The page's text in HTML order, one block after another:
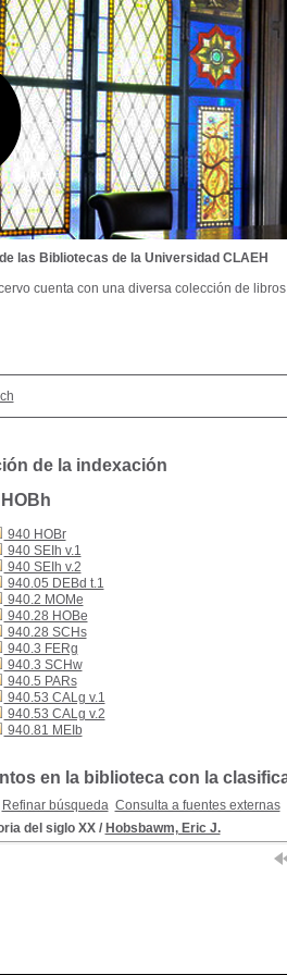
de la indexación
940 HOBr
940 SEIh v.1
940 SEIh v.2
940.05 DEBd t.1
940.2 MOMe
940.28 HOBe
940.28 SCHs
940.3 FERg
940.3 SCHw
940.5 PARs
940.53 CALg v.1
940.53 CALg v.2
940.81 MEIb
en la biblioteca con la
Refinar búsqueda Consulta a fuentes externas
del siglo XX/ Hobsbawm, Eric J.
las Bibliotecas de la Universidad CLAEH
cuenta con una diversa colección de